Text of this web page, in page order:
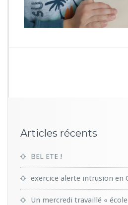
Articles récents
BEL ETE !
exercice alerte intrusion en
Un mercredi travaillé «